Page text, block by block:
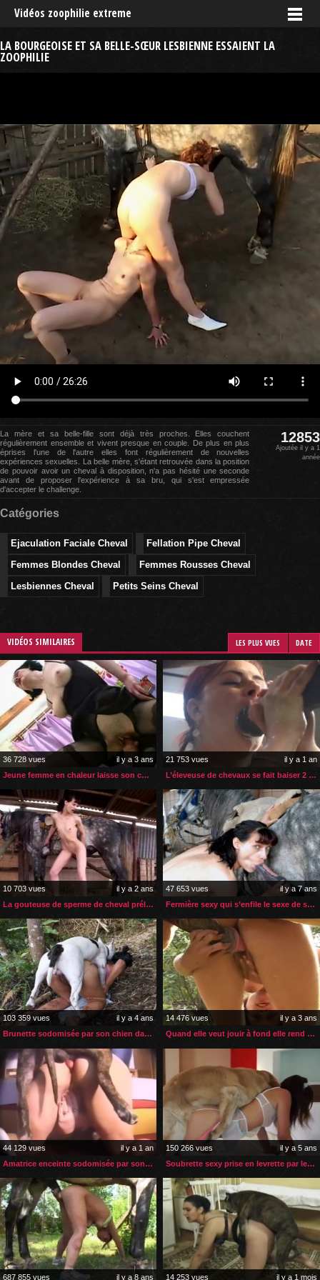
Vidéos zoophilie extreme
LA BOURGEOISE ET SA BELLE-SŒUR LESBIENNE ESSAIENT LA
ZOOPHILIE
La mère et sa belle-fille sont déjà très proches. Elles couchent
régulièrement ensemble et vivent presque en couple. De plus en plus
éprises l'une de l'autre elles font régulièrement de nouvelles
expériences sexuelles. La belle mère, s'étant retrouvée dans la position
de pouvoir avoir un cheval à disposition, n'a pas hésité une seconde
avant de proposer l'expérience à sa bru, qui s'est empressée
d'accepter le challenge.
12853
Ajoutée il y a 1
année
Catégories
Ejaculation Faciale Cheval
Fellation Pipe Cheval
Femmes Blondes Cheval
Femmes Rousses Cheval
Lesbiennes Cheval
Petits Seins Cheval
VIDÉOS SIMILAIRES LES PLUS VUES DATE
36 728 vues
il y a 3 ans
Jeune femme en chaleur laisse son chien lui faire son affaire
21 753 vues
il y a 1 an
L’éleveuse de chevaux se fait baiser 2 fois par jour
10 703 vues
il y a 2 ans
La gouteuse de sperme de cheval prélève toujours à la source
47 653 vues
il y a 7 ans
Fermière sexy qui s’enfile le sexe de son cheval partout
103 359 vues
il y a 4 ans
Brunette sodomisée par son chien dans la forêt
14 476 vues
il y a 3 ans
Quand elle veut jouir à fond elle rend visite à son cheval
44 129 vues
il y a 1 an
Amatrice enceinte sodomisée par son chien
150 266 vues
il y a 5 ans
Soubrette sexy prise en levrette par le chien de sa patronne
687 855 vues il y a 8 ans 14 253 vues il y a 1 mois